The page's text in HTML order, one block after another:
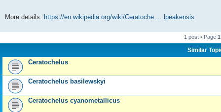
More details: https://en.wikipedia.org/wiki/Ceratoche ... lpeakensis
1 post • Page 1
Similar
Ceratochelus
Ceratochelus basilewskyi
Ceratochelus cyanometallicus